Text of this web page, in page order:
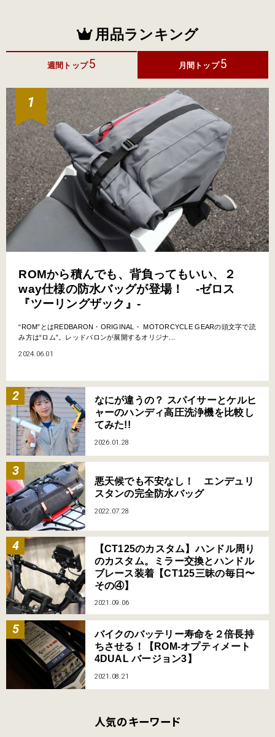
用品ランキング
週間トップ5 月間トップ 5
ROMから積んでも、背負ってもいい、２
way仕様の防水バッグが登場！ -ゼロス
『ツーリングザック』-
“ROM”とはREDBARON・ORIGINAL・ MOTORCYCLE GEARの頭文字で読
み方は“ロム”。レッドバロンが展開するオリジナ...
2024.06.01
なにが違うの？ スパイサーとケルヒ
ャーのハンディ高圧洗浄機を比較し
てみた!!
2026.01.28
悪天候でも不安なし！ エンデュリ
スタンの完全防水バッグ
2022.07.28
【CT125のカスタム】ハンドル周り
のカスタム。ミラー交換とハンドル
ブレース装着【CT125三昧の毎日〜
その④】
2021.09.06
バイクのバッテリー寿命を２倍長持
ちさせる！【ROM-オプティメート
4DUAL バージョン3】
2021.08.21
人気のキーワード